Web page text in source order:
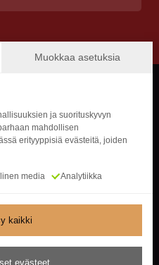
Muokkaa asetuksia
ja suorituskyvyn
mahdollisen
erityyppisiä evästeitä, joiden
media Analytiikka
kaikki
evästeet
Oy